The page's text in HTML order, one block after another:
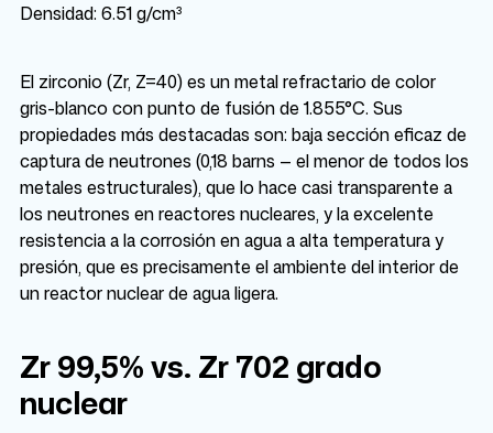
Densidad: 6.51 g/cm³
El zirconio (Zr, Z=40) es un metal refractario de color
gris-blanco con punto de fusión de 1.855°C. Sus
propiedades más destacadas son: baja sección eficaz de
captura de neutrones (0,18 barns — el menor de todos los
metales estructurales), que lo hace casi transparente a
los neutrones en reactores nucleares, y la excelente
resistencia a la corrosión en agua a alta temperatura y
presión, que es precisamente el ambiente del interior de
un reactor nuclear de agua ligera.
Zr 99,5% vs. Zr 702 grado
nuclear